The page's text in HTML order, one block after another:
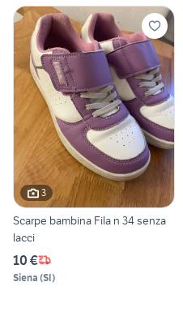
3
Scarpe bambina Fila n 34 senza
lacci
10 €
Siena (SI)